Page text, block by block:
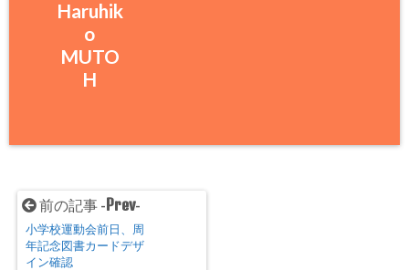
Haruhik
o
MUTO
H
前の記事 -Prev-
小学校運動会前日、周
年記念図書カードデザ
イン確認